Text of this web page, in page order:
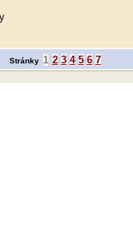
Stránky 1 2 3 4 5 6 7